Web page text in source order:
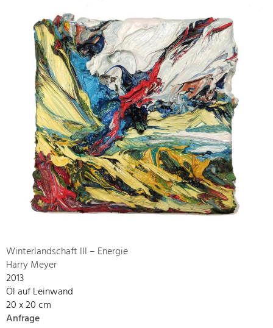
Winterlandschaft III – Energie
Harry Meyer
2013
Öl auf Leinwand
20 x 20 cm
Anfrage